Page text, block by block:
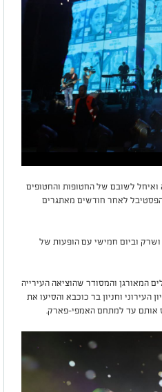
לשובם של החטופות והחטופים
לאחר חודשים מאתגרים
וביום חמישי עם הופעות של
המאורגן והמסודר שהוציאה העירייה
וחניון בר כוכבא והסיעו את
אותם עד למתחם האמפי-פארק.